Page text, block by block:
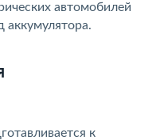
автомобилей
аккумулятора.
к